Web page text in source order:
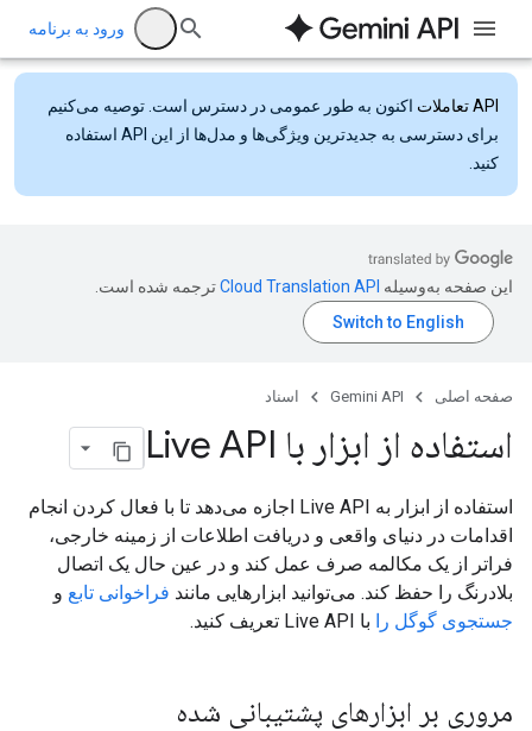
ورود به برنامه
API تعاملات
اکنون به طور عمومی در دسترس است. توصیه می‌کنیم
برای دسترسی به جدیدترین ویژگی‌ها و مدل‌ها از این API استفاده
کنید.
این صفحه به‌وسیله ترجمه شده است.
صفحه اصلی Gemini API اسناد
استفاده از ابزار با Live API
استفاده از ابزار به Live API اجازه می‌دهد تا با فعال کردن انجام
اقدامات در دنیای واقعی و دریافت اطلاعات از زمینه خارجی،
فراتر از یک مکالمه صرف عمل کند و در عین حال یک اتصال
بلادرنگ را حفظ کند. می‌توانید ابزارهایی مانند فراخوانی تابع و
جستجوی گوگل را با Live API تعریف کنید.
مروری بر ابزارهای پشتیبانی شده